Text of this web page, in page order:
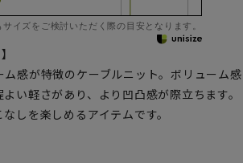
イズをご検討いただく際の目安となります。
感が特徴のケーブルニット。ボリューム感
い軽さがあり、より凹凸感が際立ちます。
しを楽しめるアイテムです。